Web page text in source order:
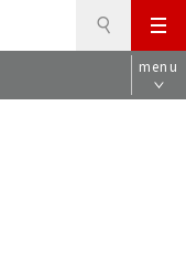
メ
ニ
ュ
menu